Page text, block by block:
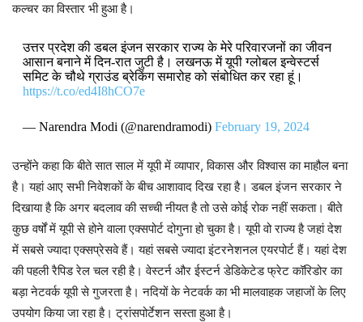
कल्चर का विस्तार भी हुआ है।
उत्तर प्रदेश की डबल इंजन सरकार राज्य के मेरे परिवारजनों का जीवन
आसान बनाने में दिन-रात जुटी है। लखनऊ में यूपी ग्लोबल इन्वेस्टर्स
समिट के चौथे ग्राउंड ब्रेकिंग समारोह को संबोधित कर रहा हूं।
https://t.co/ed4I8hCO7e
— Narendra Modi (@narendramodi) February 19, 2024
उन्होंने कहा कि बीते सात साल में यूपी में व्यापार, विकास और विश्वास का माहौल बना
है। यहां आए सभी निवेशकों के बीच आशावाद दिख रहा है। डबल इंजन सरकार ने
दिखाया है कि अगर बदलाव की सच्ची नीयत है तो उसे कोई रोक नहीं सकता। बीते
कुछ वर्षों में यूपी से होने वाला एक्सपोर्ट दोगुना हो चुका है। यूपी वो राज्य है जहां देश
में सबसे ज्यादा एक्सप्रेसवे हैं। यहां सबसे ज्यादा इंटरनेशनल एयरपोर्ट हैं। यहां देश
की पहली रैपिड रेल चल रही है। वेस्टर्न और ईस्टर्न डेडिकेटेड फ्रेट कॉरिडोर का
बड़ा नेटवर्क यूपी से गुजरता है। नदियों के नेटवर्क का भी मालवाहक जहाजों के लिए
उपयोग किया जा रहा है। ट्रांसपोर्टेशन सस्ता हुआ है।